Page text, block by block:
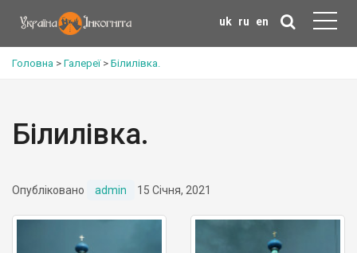
uk ru en
Головна > Галереї> Білилівка.
Білилівка.
Опубліковано admin 15 Січня, 2021